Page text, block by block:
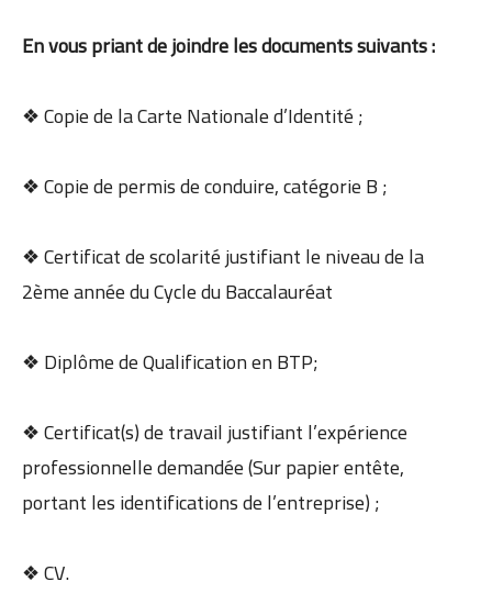
En vous priant de joindre les documents suivants :
❖ Copie de la Carte Nationale d’Identité ;
❖ Copie de permis de conduire, catégorie B ;
❖ Certificat de scolarité justifiant le niveau de la
2ème année du Cycle du Baccalauréat
❖ Diplôme de Qualification en BTP;
❖ Certificat(s) de travail justifiant l’expérience
professionnelle demandée (Sur papier entête,
portant les identifications de l’entreprise) ;
❖ CV.